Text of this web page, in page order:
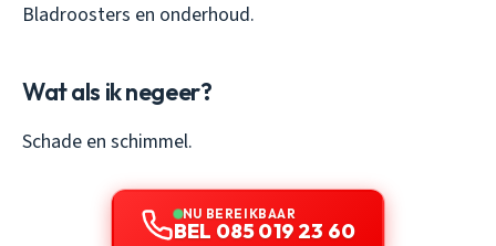
Bladroosters en onderhoud.
Wat als ik negeer?
Schade en schimmel.
NU BEREIKBAAR
BEL 085 019 23 60